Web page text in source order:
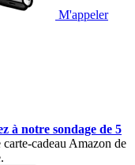
M'appeler
à notre sondage de 5
cadeau Amazon de